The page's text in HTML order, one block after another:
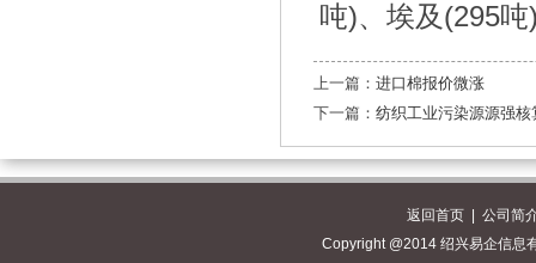
吨)、埃及(295
上一篇： 进口棉报价微涨
下一篇： 纺织工业污染源源强
返回首页
公司简
Copyright @2014 绍兴易企信